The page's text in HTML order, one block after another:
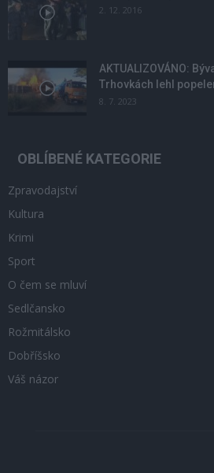
2. 12. 2016
AKTUALIZOVÁNO:
Trhovkách lehl
8. 7. 2023
OBLÍBENÉ KATEGORIE
Zpravodajství
Kultura
Krimi
Sport
O čem se mluví
Sedlčansko
Rožmitálsko
Dobříšsko
Váš názor